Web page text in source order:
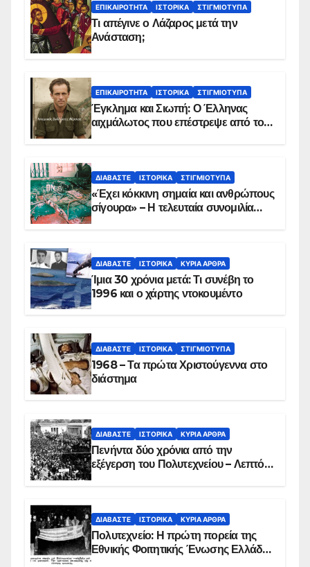
ΕΠΙΚΑΙΡΌΤΗΤΑ ΙΣΤΟΡΙΚΆ ΣΤΙΓΜΙΌΤΥΠΑ
Τι απέγινε ο Λάζαρος μετά την
Ανάσταση;
ΕΠΙΚΑΙΡΌΤΗΤΑ ΙΣΤΟΡΙΚΆ ΣΤΙΓΜΙΌΤΥΠΑ
Έγκλημα και Σιωπή: Ο Έλληνας
αιχμάλωτος που επέστρεψε από το
ΔΙΑΒΆΣΤΕ ΙΣΤΟΡΙΚΆ ΣΤΙΓΜΙΌΤΥΠΑ
«Έχει κόκκινη σημαία και ανθρώπους
σίγουρα» – Η τελευταία συνομιλία
ΔΙΑΒΆΣΤΕ ΙΣΤΟΡΙΚΆ ΚΥΡΙΑ ΑΡΘΡΑ
Ίμια 30 χρόνια μετά: Τι συνέβη το
1996 και ο χάρτης ντοκουμέντο
ΔΙΑΒΆΣΤΕ ΙΣΤΟΡΙΚΆ ΣΤΙΓΜΙΌΤΥΠΑ
1968 – Τα πρώτα Χριστούγεννα στο
διάστημα
ΔΙΑΒΆΣΤΕ ΙΣΤΟΡΙΚΆ ΚΥΡΙΑ ΑΡΘΡΑ
Πενήντα δύο χρόνια από την
εξέγερση του Πολυτεχνείου – Λεπτό
ΔΙΑΒΆΣΤΕ ΙΣΤΟΡΙΚΆ ΚΥΡΙΑ ΑΡΘΡΑ
Πολυτεχνείο: Η πρώτη πορεία της
Εθνικής Φοιτητικής Ένωσης Ελλάδος